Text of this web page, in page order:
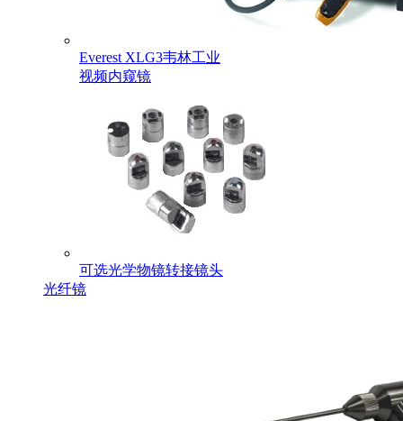
Everest XLG3韦林工业
视频内窥镜
可选光学物镜转接镜头
光纤镜